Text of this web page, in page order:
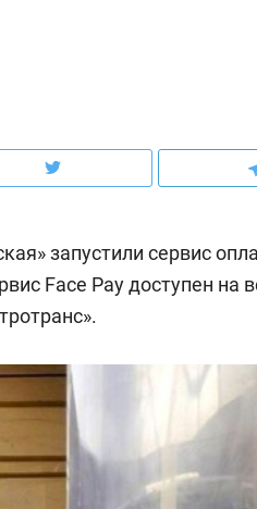
запустили сервис
Face Pay доступен на
и чудных запросах мастеров
квартиры и Face
какой будет
в ЖК «Нова»
с